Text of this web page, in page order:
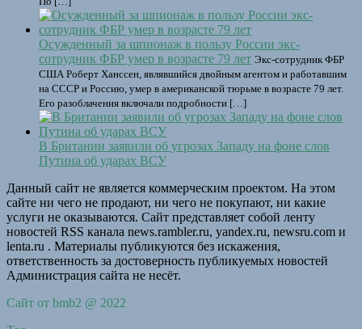
Осужденный за шпионаж в пользу России экс-
сотрудник ФБР умер в возрасте 79 лет Экс-сотрудник ФБР
США Роберт Ханссен, являвшийся двойным агентом и работавшим
на СССР и Россию, умер в американской тюрьме в возрасте 79 лет.
Его разоблачения включали подробности […]
В Британии заявили об угрозах Западу на фоне слов
Путина об ударах ВСУ
Данный сайт не является коммерческим проектом. На этом
сайте ни чего не продают, ни чего не покупают, ни какие
услуги не оказываются. Сайт представляет собой ленту
новостей RSS канала news.rambler.ru, yandex.ru, newsru.com и
lenta.ru . Материалы публикуются без искажения,
ответственность за достоверность публикуемых новостей
Администрация сайта не несёт.
Сайт от bmb2 @ 2022